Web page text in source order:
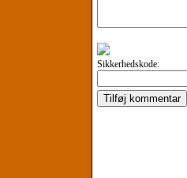
Sikkerhedskode: